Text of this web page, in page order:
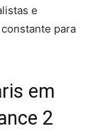
e
para
em
2